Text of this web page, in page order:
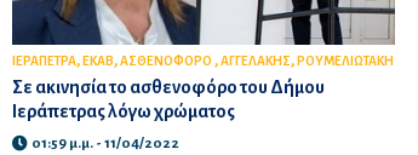
ΙΕΡΑΠΕΤΡΑ, ΕΚΑΒ,ΑΣΘΕΝΟΦΟΡΟ ,ΑΓΓΕΛΑΚΗΣ, ΡΟΥΜΕΛΙΩΤΑΚΗ
Σε ακινησία το ασθενοφόρο του Δήμου
Ιεράπετρας λόγω χρώματος
01:59 μ.μ. - 11/04/2022